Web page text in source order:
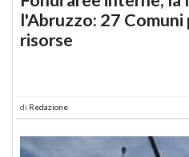
l'Abruzzo: 27
risorse
di Redazione